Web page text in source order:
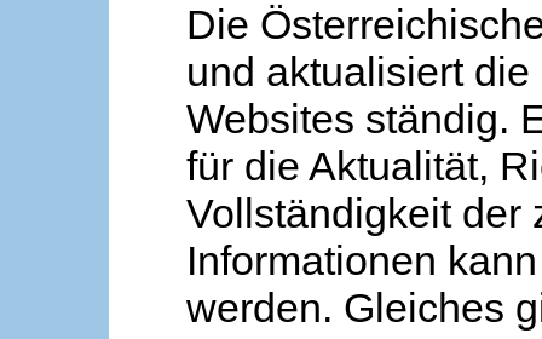
Die
und aktualisiert
Websites ständig.
für die Aktualität,
Vollständigkeit der
Informationen
werden. Gleiches